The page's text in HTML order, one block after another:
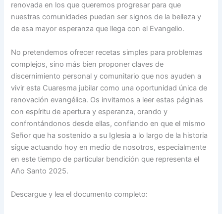
renovada en los que queremos progresar para que
nuestras comunidades puedan ser signos de la belleza y
de esa mayor esperanza que llega con el Evangelio.
No pretendemos ofrecer recetas simples para problemas
complejos, sino más bien proponer claves de
discernimiento personal y comunitario que nos ayuden a
vivir esta Cuaresma jubilar como una oportunidad única de
renovación evangélica. Os invitamos a leer estas páginas
con espíritu de apertura y esperanza, orando y
confrontándonos desde ellas, confiando en que el mismo
Señor que ha sostenido a su Iglesia a lo largo de la historia
sigue actuando hoy en medio de nosotros, especialmente
en este tiempo de particular bendición que representa el
Año Santo 2025.
Descargue y lea el documento completo: